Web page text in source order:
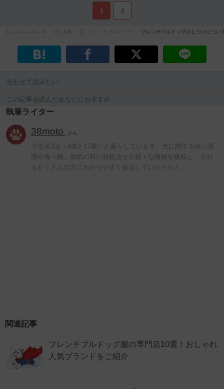
1 2
フレンチブルドッグのしつけについ
合わせて読みたい
この記事を読んだあなたにおすすめ
執筆ライター
38moto さん
小型犬2頭（4歳と17歳）と暮らしています。犬に関する良い習
慣や食べ物、病気の時の対処法など様々な情報を吸収し、それ
をたくさんの方にわかりやすく発信していけたらと…
関連記事
フレンチブルドッグ服の専門店10選！おしゃれ
人気ブランドをご紹介